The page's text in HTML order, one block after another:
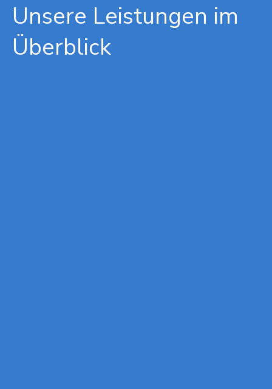
Unsere Leistungen im
Überblick